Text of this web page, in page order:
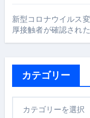
新型コロナウイルス
厚接触者が確認された
カテゴリー